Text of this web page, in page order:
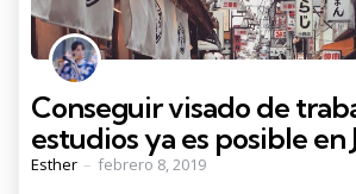
Conseguir visado de
estudios ya es posible en
Posted
Esther febrero 8, 2019